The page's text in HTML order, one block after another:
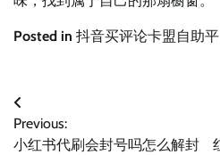
Posted in 抖音买评论卡盟自助
文
章
Previous:
小红书代刷会封号吗怎么解封